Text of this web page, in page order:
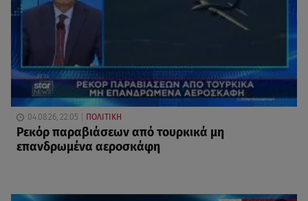
04.08.26, 22:05 ΠΟΛΙΤΙΚΗ
Ρεκόρ παραβιάσεων από τουρκικά μη
επανδρωμένα αεροσκάφη